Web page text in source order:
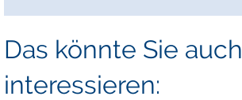
Das könnte Sie auch
interessieren: